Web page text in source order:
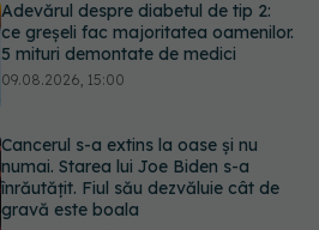
Cancerul s-a extins la oase și nu
numai. Starea lui Joe Biden s-a
înrăutățit. Fiul său dezvăluie cât de
gravă este boala
Prof. univ. dr. Cătălina Poiană (CMR),
avertisment după ambulanța
atacată în Cluj: Fake news-ul nu
este inofensiv